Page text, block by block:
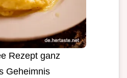
Rezept ganz
Geheimnis